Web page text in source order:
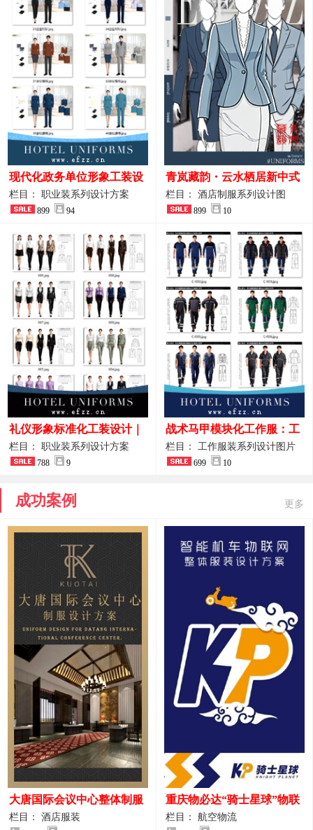
现代化政务单位形象工装设
计｜国风会务接待西装制服
整套方案
栏目： 职业装系列设计方案
899 94
青岚藏韵・云水栖居新中式
酒店全岗位制服设计原创作
品图
栏目： 酒店制服系列设计图
899 10
礼仪形象标准化工装设计｜
高端服务业仪态塑造专属职
业装系列
栏目： 职业装系列设计方案
788 9
战术马甲模块化工作服：工
程巡检与设备调试岗位的多
功能收纳设计
栏目： 工作服装系列设计图片
699 10
成功案例 更多
大唐国际会议中心整体制服
设计案例
栏目： 酒店服装
重庆物必达“骑士星球”物联
网派送人员服装设计案例
栏目： 航空物流